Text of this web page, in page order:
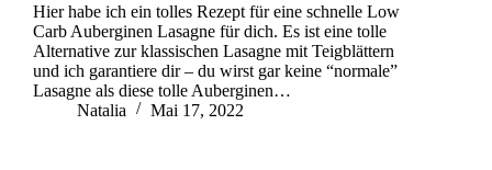
Hier habe ich ein tolles Rezept für eine schnelle Low
Carb Auberginen Lasagne für dich. Es ist eine tolle
Alternative zur klassischen Lasagne mit Teigblättern
und ich garantiere dir – du wirst gar keine “normale”
Lasagne als diese tolle Auberginen…
Natalia
Mai 17, 2022